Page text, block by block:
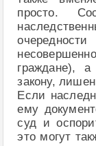
просто.
граждане),
закону,
Если
ему
суд и
это могут